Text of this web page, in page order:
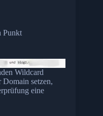
Punkt
Wildcard
setzen,
eine